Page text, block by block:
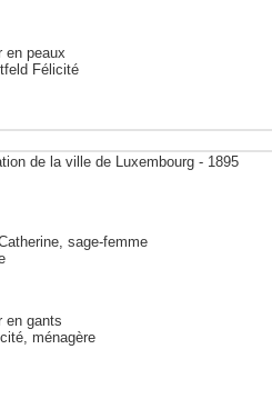
en peaux
Félicité
de la ville de Luxembourg - 1895
sage-femme
en gants
ménagère